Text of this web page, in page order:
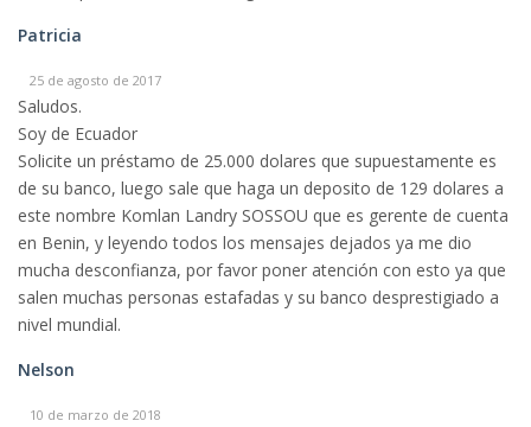
Patricia
25 de agosto de 2017
Saludos.
Soy de Ecuador
Solicite un préstamo de 25.000 dolares que supuestamente es
de su banco, luego sale que haga un deposito de 129 dolares a
este nombre Komlan Landry SOSSOU que es gerente de cuenta
en Benin, y leyendo todos los mensajes dejados ya me dio
mucha desconfianza, por favor poner atención con esto ya que
salen muchas personas estafadas y su banco desprestigiado a
nivel mundial.
Nelson
10 de marzo de 2018